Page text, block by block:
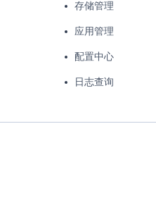
存储管理
应用管理
配置中心
日志查询